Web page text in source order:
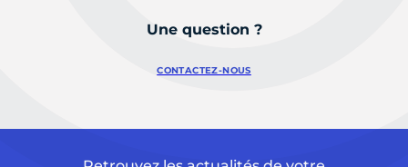
Une question ?
CONTACTEZ-NOUS